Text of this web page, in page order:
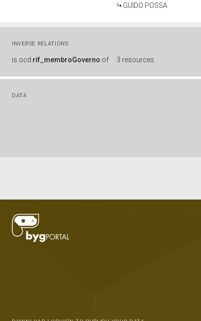
GUIDO POSSA
INVERSE RELATIONS
is ocd:rif_membroGoverno of 3 resources
DATA